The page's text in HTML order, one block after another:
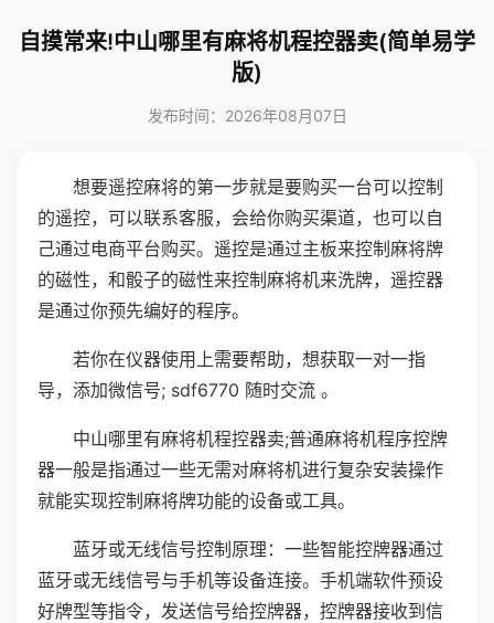
自摸常来!中山哪里有麻将机程控器卖(简单易学
版)
发布时间：2026年08月07日
想要遥控麻将的第一步就是要购买一台可以控制
的遥控，可以联系客服，会给你购买渠道，也可以自
己通过电商平台购买。遥控是通过主板来控制麻将牌
的磁性，和骰子的磁性来控制麻将机来洗牌，遥控器
是通过你预先编好的程序。
若你在仪器使用上需要帮助，想获取一对一指
导，添加微信号; sdf6770 随时交流 。
中山哪里有麻将机程控器卖;普通麻将机程序控牌
器一般是指通过一些无需对麻将机进行复杂安装操作
就能实现控制麻将牌功能的设备或工具。
蓝牙或无线信号控制原理：一些智能控牌器通过
蓝牙或无线信号与手机等设备连接。手机端软件预设
好牌型等指令，发送信号给控牌器，控牌器接收到信